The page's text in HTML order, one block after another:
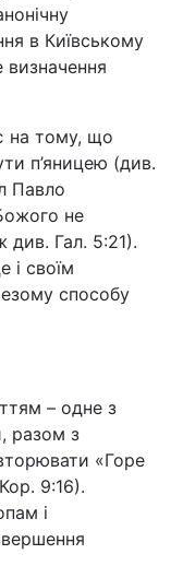
в Київському
визначення
на тому, що
п’яницею (див.
Павло
не
див. Гал. 5:21).
і своїм
способу
– одне з
разом з
«Горе
9:16).
і